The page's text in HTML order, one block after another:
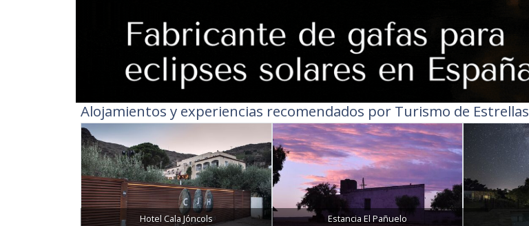
Alojamientos y experiencias recomendados por Turismo de Estrellas
Hotel Cala Jóncols Estancia El Pañuelo